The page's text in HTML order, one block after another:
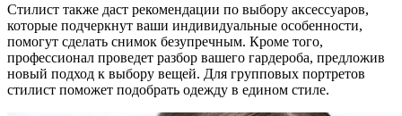
Стилист также даст рекомендации по выбору аксессуаров,
которые подчеркнут ваши индивидуальные особенности,
помогут сделать снимок безупречным. Кроме того,
профессионал проведет разбор вашего гардероба, предложив
новый подход к выбору вещей. Для групповых портретов
стилист поможет подобрать одежду в едином стиле.